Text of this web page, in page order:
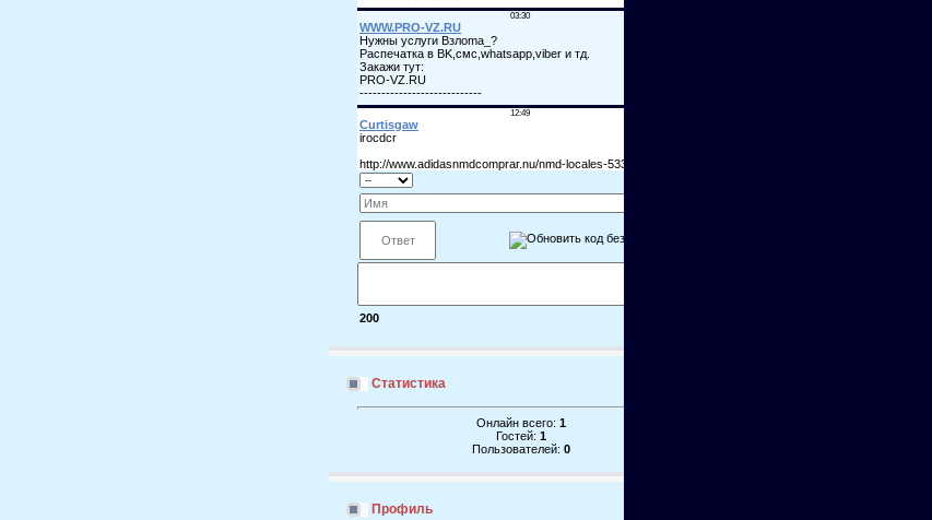
200
Статистика
Онлайн всего: 1
Гостей: 1
Пользователей: 0
Профиль